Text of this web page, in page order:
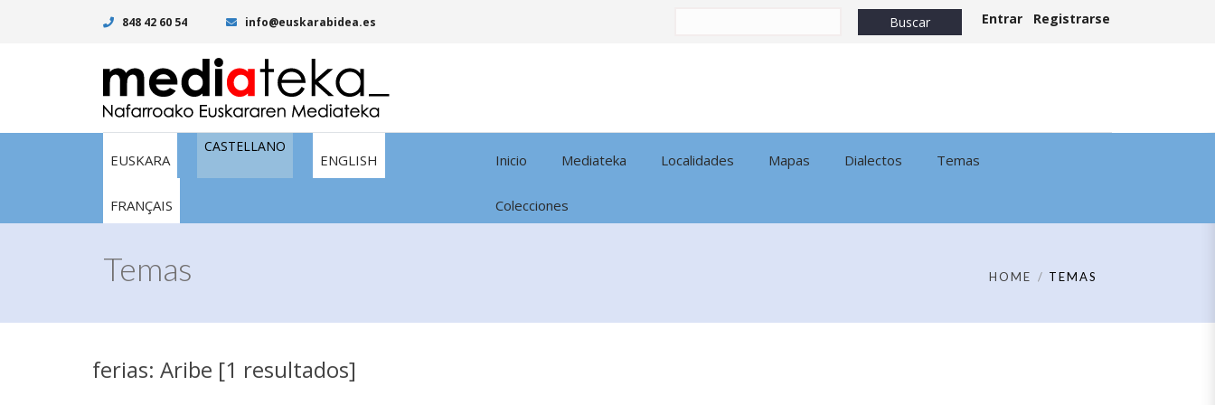
848 42 60 54 info@euskarabidea.es Entrar Registrarse
EUSKARA
CASTELLANO
ENGLISH
FRANÇAIS
Inicio Mediateka Localidades Mapas Dialectos Temas
Colecciones
Temas HOME TEMAS
ferias: Aribe [1 resultados]